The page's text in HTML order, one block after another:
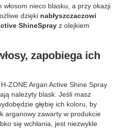
włosom nieco blasku, a przy okazji
dzięki nabłyszczaczowi
ShineSpray z olejkiem
zapobiega ich
ZONE Argan Active Shine Spray
należyty blask. Jeśli masz
głębię ich koloru, by
arganowy zawarty w produkcie
się wchłania, jest niezwykle